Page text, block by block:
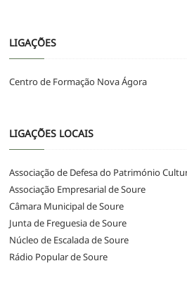
LIGAÇÕES
Centro de Formação Nova Ágora
LIGAÇÕES LOCAIS
Associação de Defesa do Património
Associação Empresarial de Soure
Câmara Municipal de Soure
Junta de Freguesia de Soure
Núcleo de Escalada de Soure
Rádio Popular de Soure